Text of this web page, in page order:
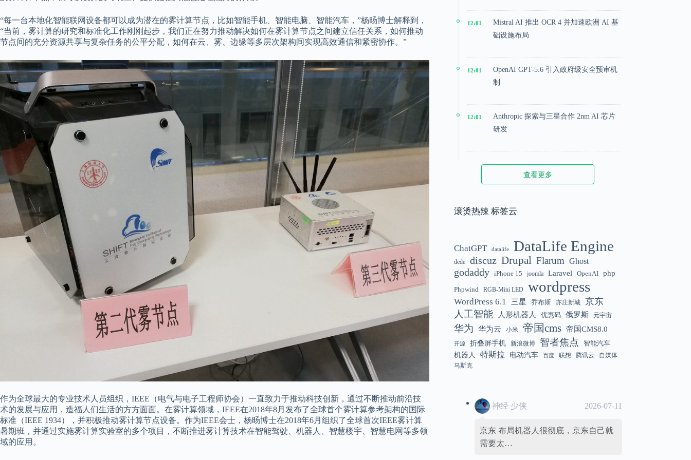
“每一台本地化智能联网设备都可以成为潜在的雾计算节点，比如智能手机、智能电脑、智能汽车，”杨旸博士解释到，
“当前，雾计算的研究和标准化工作刚刚起步，我们正在努力推动解决如何在雾计算节点之间建立信任关系，如何推动
节点间的充分资源共享与复杂任务的公平分配，如何在云、雾、边缘等多层次架构间实现高效通信和紧密协作。”
作为全球最大的专业技术人员组织，IEEE（电气与电子工程师协会）一直致力于推动科技创新，通过不断推动前沿技
术的发展与应用，造福人们生活的方方面面。在雾计算领域，IEEE在2018年8月发布了全球首个雾计算参考架构的国际
标准（IEEE 1934），并积极推动雾计算节点设备。作为IEEE会士，杨旸博士在2018年6月组织了全球首次IEEE雾计算
暑期班，并通过实施雾计算实验室的多个项目，不断推进雾计算技术在智能驾驶、机器人、智慧楼宇、智慧电网等多领
域的应用。
12:01
Mistral AI 推出 OCR 4 并加速欧洲 AI 基
础设施布局
12:01
OpenAI GPT-5.6 引入政府级安全预审机
制
12:01
Anthropic 探索与三星合作 2nm AI 芯片
研发
12:01
Microsoft 投入 25 亿美元成立 AI 落地实
12:01
Meta 内部模型接近 GPT-5.5 水平，基础
12:01
Gemini 3.5 Flash 强化“AI 操作系统级代
理能力”
12:01
美国解除 Anthropic Fable / Mythos 模型
出口限制
查看更多
滚烫热辣 标签云
ChatGPT datalife DataLife Engine
dede discuz Drupal Flarum Ghost
godaddy iPhone 15 joomla Laravel OpenAI php
Phpwind RGB-Mini LED wordpress
WordPress 6.1 三星 乔布斯 亦庄新城 京东
人工智能 人形机器人 优惠码 俄罗斯 元宇宙
华为 华为云 小米 帝国cms 帝国CMS8.0
开源 折叠屏手机 新浪微博 智者焦点
智能汽车
机器人
特斯拉 电动汽车 百度 联想 腾讯云
自媒体
马斯克
神经 少侠 2026-07-11
京东 布局机器人很彻底，京东自己就
需要太…